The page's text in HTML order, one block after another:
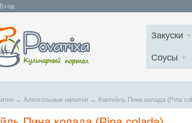
Вход
Закуски
Соусы
→ Алкогольные напитки → Коктейль Пина колада (Pina